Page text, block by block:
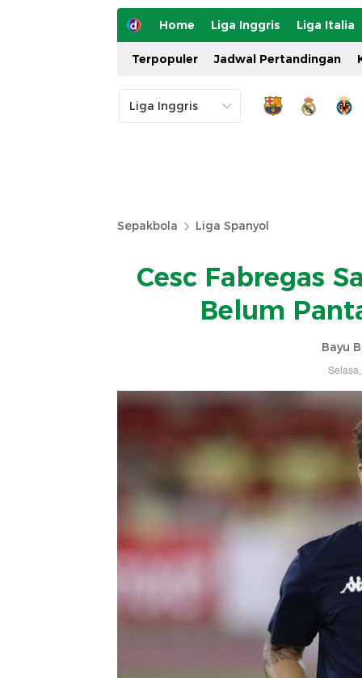
Home Liga Inggris Liga Italia
Terpopuler Jadwal Pertandingan
Sepakbola Liga Spanyol
Cesc Fabregas
Belum
Bayu